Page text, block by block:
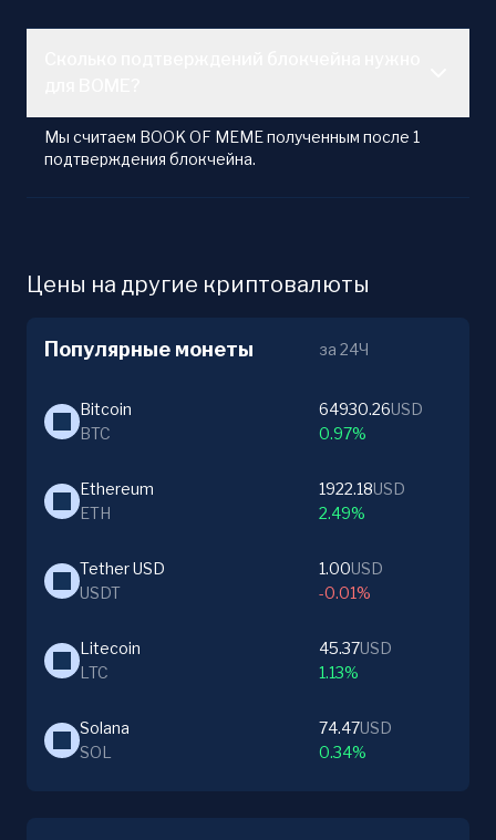
Мы считаем BOOK OF MEME полученным после 1
подтверждения блокчейна.
Цены на другие криптовалюты
Популярные монеты за 24Ч
Bitcoin
BTC
64930.26USD
0.97%
Ethereum
ETH
1922.18USD
2.49%
Tether USD
USDT
1.00USD
-0.01%
Litecoin
LTC
45.37USD
1.13%
Solana
SOL
74.47USD
0.34%